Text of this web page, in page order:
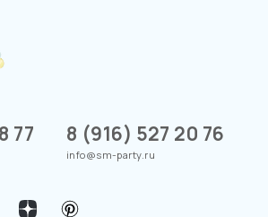
77 8 (916) 527 20 76
info@sm-party.ru